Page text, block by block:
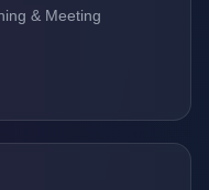
& Meeting